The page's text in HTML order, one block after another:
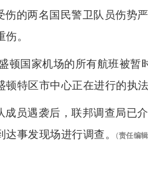
的两名国民警卫队员伤势
。
顿国家机场的所有航班被暂
特区市中心正在进行的执法
员遇袭后，联邦调查局已
事发现场进行调查。
(责任编辑